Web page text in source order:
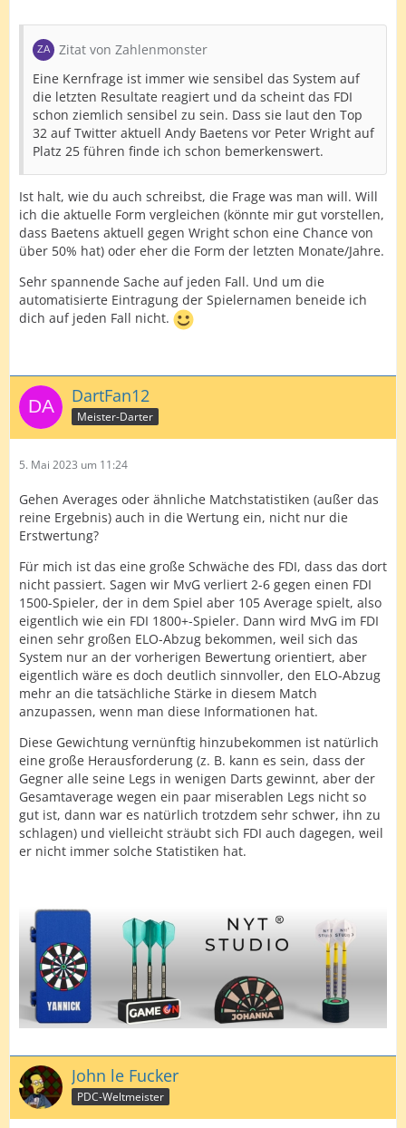
Zitat von Zahlenmonster
Eine Kernfrage ist immer wie sensibel das System auf
die letzten Resultate reagiert und da scheint das FDI
schon ziemlich sensibel zu sein. Dass sie laut den Top
32 auf Twitter aktuell Andy Baetens vor Peter Wright auf
Platz 25 führen finde ich schon bemerkenswert.
Ist halt, wie du auch schreibst, die Frage was man will. Will
ich die aktuelle Form vergleichen (könnte mir gut vorstellen,
dass Baetens aktuell gegen Wright schon eine Chance von
über 50% hat) oder eher die Form der letzten Monate/Jahre.
Sehr spannende Sache auf jeden Fall. Und um die
automatisierte Eintragung der Spielernamen beneide ich
dich auf jeden Fall nicht.
DartFan12
Meister-Darter
5. Mai 2023 um 11:24
Gehen Averages oder ähnliche Matchstatistiken (außer das
reine Ergebnis) auch in die Wertung ein, nicht nur die
Erstwertung?
Für mich ist das eine große Schwäche des FDI, dass das dort
nicht passiert. Sagen wir MvG verliert 2-6 gegen einen FDI
1500-Spieler, der in dem Spiel aber 105 Average spielt, also
eigentlich wie ein FDI 1800+-Spieler. Dann wird MvG im FDI
einen sehr großen ELO-Abzug bekommen, weil sich das
System nur an der vorherigen Bewertung orientiert, aber
eigentlich wäre es doch deutlich sinnvoller, den ELO-Abzug
mehr an die tatsächliche Stärke in diesem Match
anzupassen, wenn man diese Informationen hat.
Diese Gewichtung vernünftig hinzubekommen ist natürlich
eine große Herausforderung (z. B. kann es sein, dass der
Gegner alle seine Legs in wenigen Darts gewinnt, aber der
Gesamtaverage wegen ein paar miserablen Legs nicht so
gut ist, dann war es natürlich trotzdem sehr schwer, ihn zu
schlagen) und vielleicht sträubt sich FDI auch dagegen, weil
er nicht immer solche Statistiken hat.
John le Fucker
PDC-Weltmeister